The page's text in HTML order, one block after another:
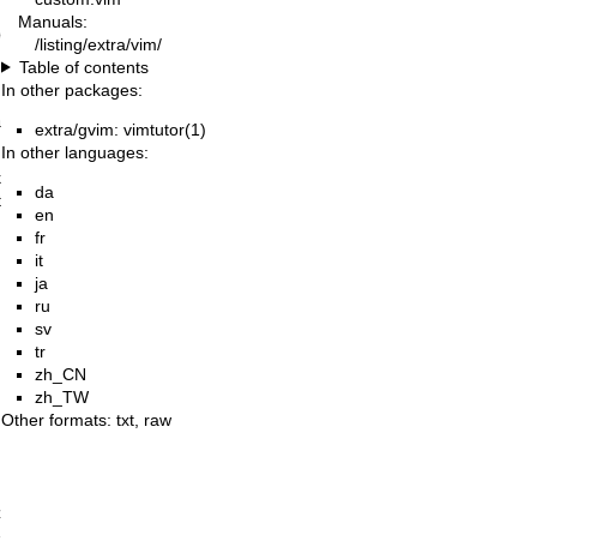
Manuals:
/listing/extra/vim/
Table of contents
In other packages:
extra/gvim: vimtutor(1)
In other languages:
da
en
fr
it
ja
ru
sv
tr
zh_CN
zh_TW
Other formats: txt raw